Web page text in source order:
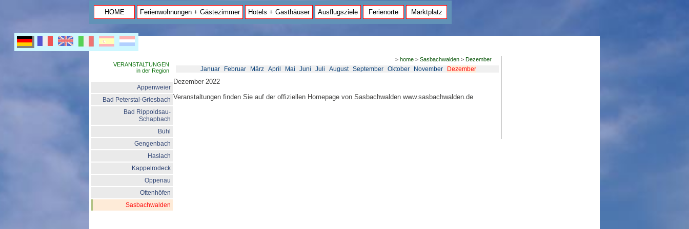
HOME Ferienwohnungen + Gästezimmer Hotels + Gasthäuser Ausflugsziele Ferienorte Marktplatz
VERANSTALTUNGEN
in der Region
Appenweier
Bad Peterstal-Griesbach
Bad Rippoldsau-
Schapbach
Bühl
Gengenbach
Haslach
Kappelrodeck
Oppenau
Ottenhöfen
Sasbachwalden
> home> Sasbachwalden> Dezember
Januar Februar März April Mai Juni Juli August September Oktober November Dezember
Dezember 2022
Veranstaltungen finden Sie auf der offiziellen Homepage von Sasbachwalden www.sasbachwalden.de